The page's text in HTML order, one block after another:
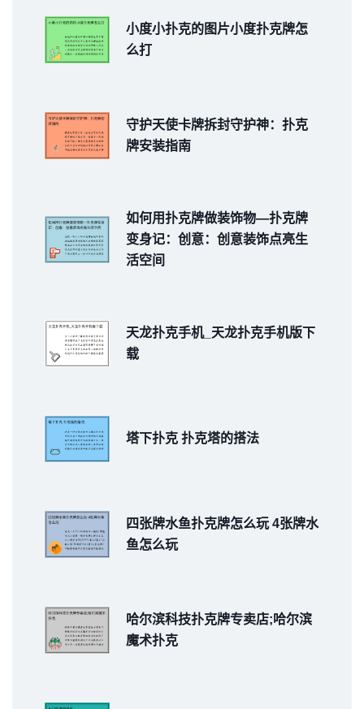
小度小扑克的图片小度扑克牌怎
么打
守护天使卡牌拆封守护神：扑克
牌安装指南
如何用扑克牌做装饰物—扑克牌
变身记：创意：创意装饰点亮生
活空间
天龙扑克手机_天龙扑克手机版下
载
塔下扑克 扑克塔的搭法
四张牌水鱼扑克牌怎么玩 4张牌水
鱼怎么玩
哈尔滨科技扑克牌专卖店;哈尔滨
魔术扑克